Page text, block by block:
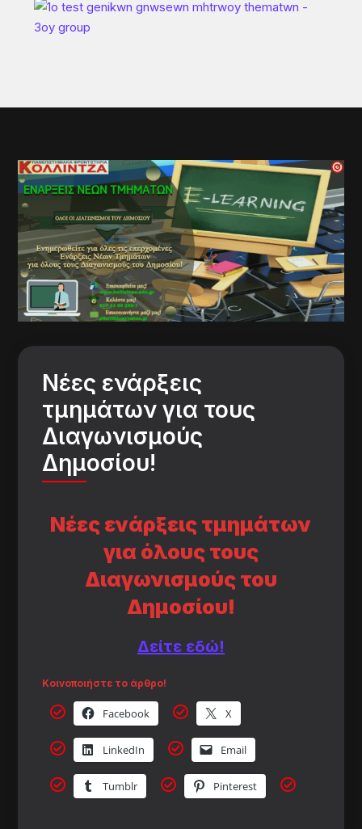
Νέες ενάρξεις
τμημάτων για τους
Διαγωνισμούς
Δημοσίου!
Νέες ενάρξεις τμημάτων
για όλους τους
Διαγωνισμούς του
Δημοσίου!
Δείτε εδώ!
Κοινοποιήστε το άρθρο!
Facebook X
LinkedIn Email
Tumblr Pinterest